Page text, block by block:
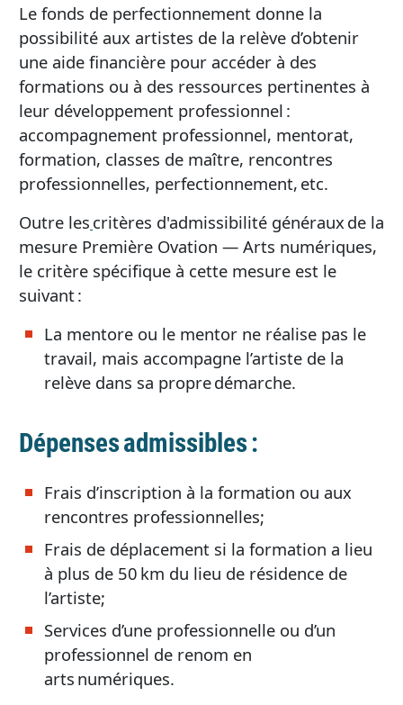
Le fonds de perfectionnement donne la
possibilité aux artistes de la relève d’obtenir
une aide financière pour accéder à des
formations ou à des ressources pertinentes à
leur développement professionnel :
accompagnement professionnel, mentorat,
formation, classes de maître, rencontres
professionnelles, perfectionnement, etc.
Outre les critères d'admissibilité généraux de la
mesure Première Ovation — Arts numériques,
le critère spécifique à cette mesure est le
suivant :
La mentore ou le mentor ne réalise pas le
travail, mais accompagne l’artiste de la
relève dans sa propre démarche.
Dépenses admissibles :
Frais d’inscription à la formation ou aux
rencontres professionnelles;
Frais de déplacement si la formation a lieu
à plus de 50 km du lieu de résidence de
l’artiste;
Services d’une professionnelle ou d’un
professionnel de renom en
arts numériques.